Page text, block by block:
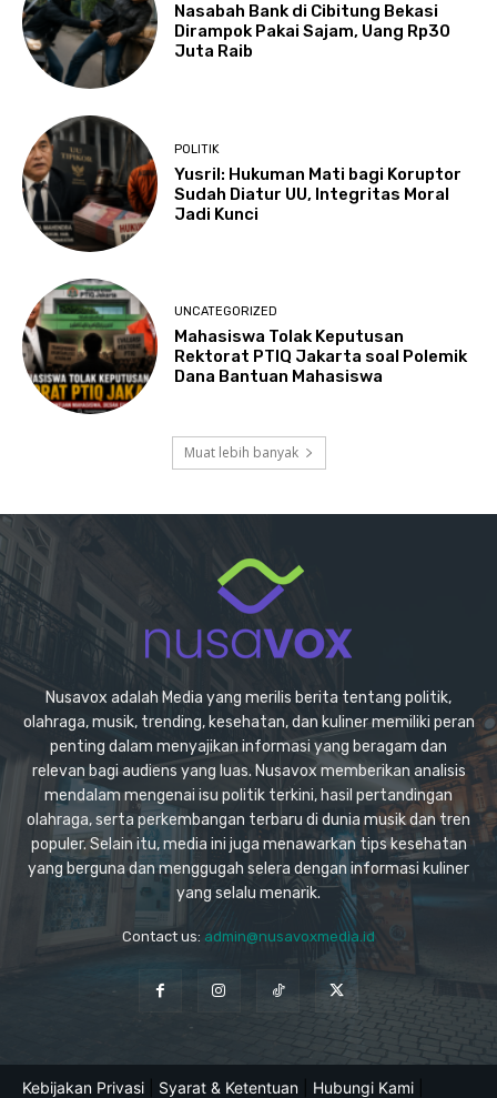
Nasabah Bank di Cibitung Bekasi
Dirampok Pakai Sajam, Uang Rp30
Juta Raib
POLITIK
Yusril: Hukuman Mati bagi Koruptor
Sudah Diatur UU, Integritas Moral
Jadi Kunci
UNCATEGORIZED
Mahasiswa Tolak Keputusan
Rektorat PTIQ Jakarta soal Polemik
Dana Bantuan Mahasiswa
Muat lebih banyak
Nusavox adalah Media yang merilis berita tentang politik,
olahraga, musik, trending, kesehatan, dan kuliner memiliki peran
penting dalam menyajikan informasi yang beragam dan
relevan bagi audiens yang luas. Nusavox memberikan analisis
mendalam mengenai isu politik terkini, hasil pertandingan
olahraga, serta perkembangan terbaru di dunia musik dan tren
populer. Selain itu, media ini juga menawarkan tips kesehatan
yang berguna dan menggugah selera dengan informasi kuliner
yang selalu menarik.
Contact us: admin@nusavoxmedia.id
Kebijakan Privasi Syarat & Ketentuan Hubungi Kami